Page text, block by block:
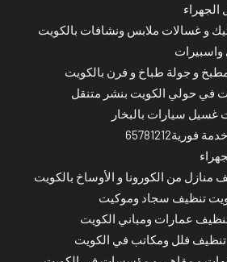
و غسالات ملابس ونشافات بالكويت
و جولة طباخ و فرن بالكويت
في حولي الكويت بنشر متنقل
غسيل سيارات بالبخار
منازل من الكورونا و الأوساخ بالكويت
تنظيف سجاد وموكيت
عمارات ومباني الكويت
فلل ومكاتب في الكويت